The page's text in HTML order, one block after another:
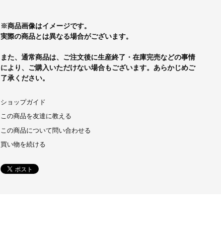
※商品画像はイメージです。
実際の商品とは異なる場合がございます。
また、通常商品は、ご注文後に生産終了・在庫完売などの事情
により、ご購入いただけない場合もございます。あらかじめご
了承ください。
ショップガイド
この商品を友達に教える
この商品について問い合わせる
買い物を続ける